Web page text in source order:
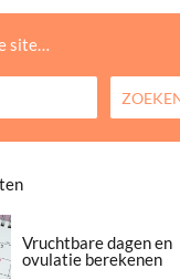
site…
Vruchtbare dagen en
ovulatie berekenen